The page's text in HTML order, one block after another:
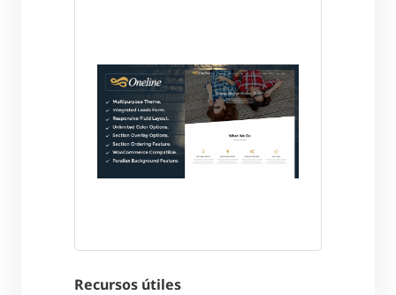
Recursos útiles